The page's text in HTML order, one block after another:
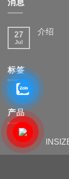
消息
27
Jul
介绍
标签
产品